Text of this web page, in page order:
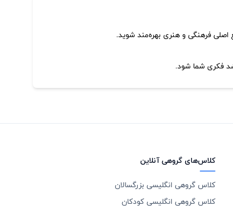
اصلی فرهنگی و هنری بهره‌مند شوید.
فکری شما شود.
کلاس‌های گروهی آنلاین
کلاس گروهی انگلیسی بزرگسالان
کلاس گروهی انگلیسی کودکان